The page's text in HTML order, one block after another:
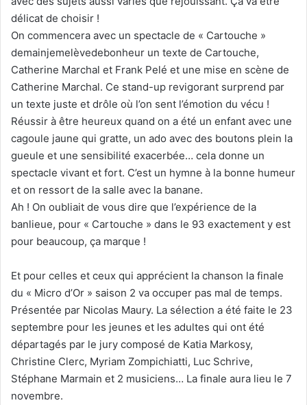
délicat de choisir !
On commencera avec un spectacle de « Cartouche »
demainjemelèvedebonheur un texte de Cartouche,
Catherine Marchal et Frank Pelé et une mise en scène de
Catherine Marchal. Ce stand-up revigorant surprend par
un texte juste et drôle où l’on sent l’émotion du vécu !
Réussir à être heureux quand on a été un enfant avec une
cagoule jaune qui gratte, un ado avec des boutons plein la
gueule et une sensibilité exacerbée… cela donne un
spectacle vivant et fort. C’est un hymne à la bonne humeur
et on ressort de la salle avec la banane.
Ah ! On oubliait de vous dire que l’expérience de la
banlieue, pour « Cartouche » dans le 93 exactement y est
pour beaucoup, ça marque !
Et pour celles et ceux qui apprécient la chanson la finale
du « Micro d’Or » saison 2 va occuper pas mal de temps.
Présentée par Nicolas Maury. La sélection a été faite le 23
septembre pour les jeunes et les adultes qui ont été
départagés par le jury composé de Katia Markosy,
Christine Clerc, Myriam Zompichiatti, Luc Schrive,
Stéphane Marmain et 2 musiciens… La finale aura lieu le 7
novembre.